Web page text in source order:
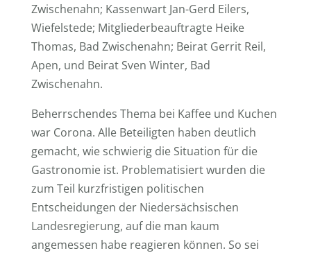
Zwischenahn; Kassenwart Jan-Gerd Eilers,
Wiefelstede; Mitgliederbeauftragte Heike
Thomas, Bad Zwischenahn; Beirat Gerrit Reil,
Apen, und Beirat Sven Winter, Bad
Zwischenahn.
Beherrschendes Thema bei Kaffee und Kuchen
war Corona. Alle Beteiligten haben deutlich
gemacht, wie schwierig die Situation für die
Gastronomie ist. Problematisiert wurden die
zum Teil kurzfristigen politischen
Entscheidungen der Niedersächsischen
Landesregierung, auf die man kaum
angemessen habe reagieren können. So sei